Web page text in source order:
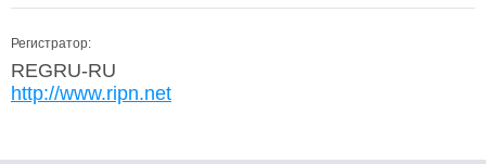
Регистратор:
REGRU-RU
http://www.ripn.net